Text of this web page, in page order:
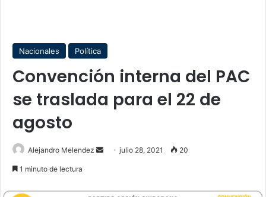
Nacionales Política
Convención interna del PAC
se traslada para el 22 de
agosto
Alejandro Melendez
Sendjulio 28, 2021 20
1 minuto de lectura